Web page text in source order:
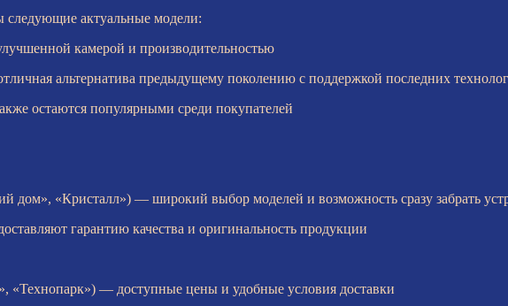
следующие актуальные модели:
камерой и производительностью
альтернатива предыдущему поколению с поддержкой последних
остаются популярными среди покупателей
дом», «Кристалл») — широкий выбор моделей и возможность сразу забрать
гарантию качества и оригинальность продукции
«Технопарк») — доступные цены и удобные условия доставки